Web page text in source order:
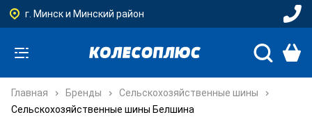
г. Минск и Минский район
Главная Бренды
Сельскохозяйственные шины
Сельскохозяйственные шины Белшина